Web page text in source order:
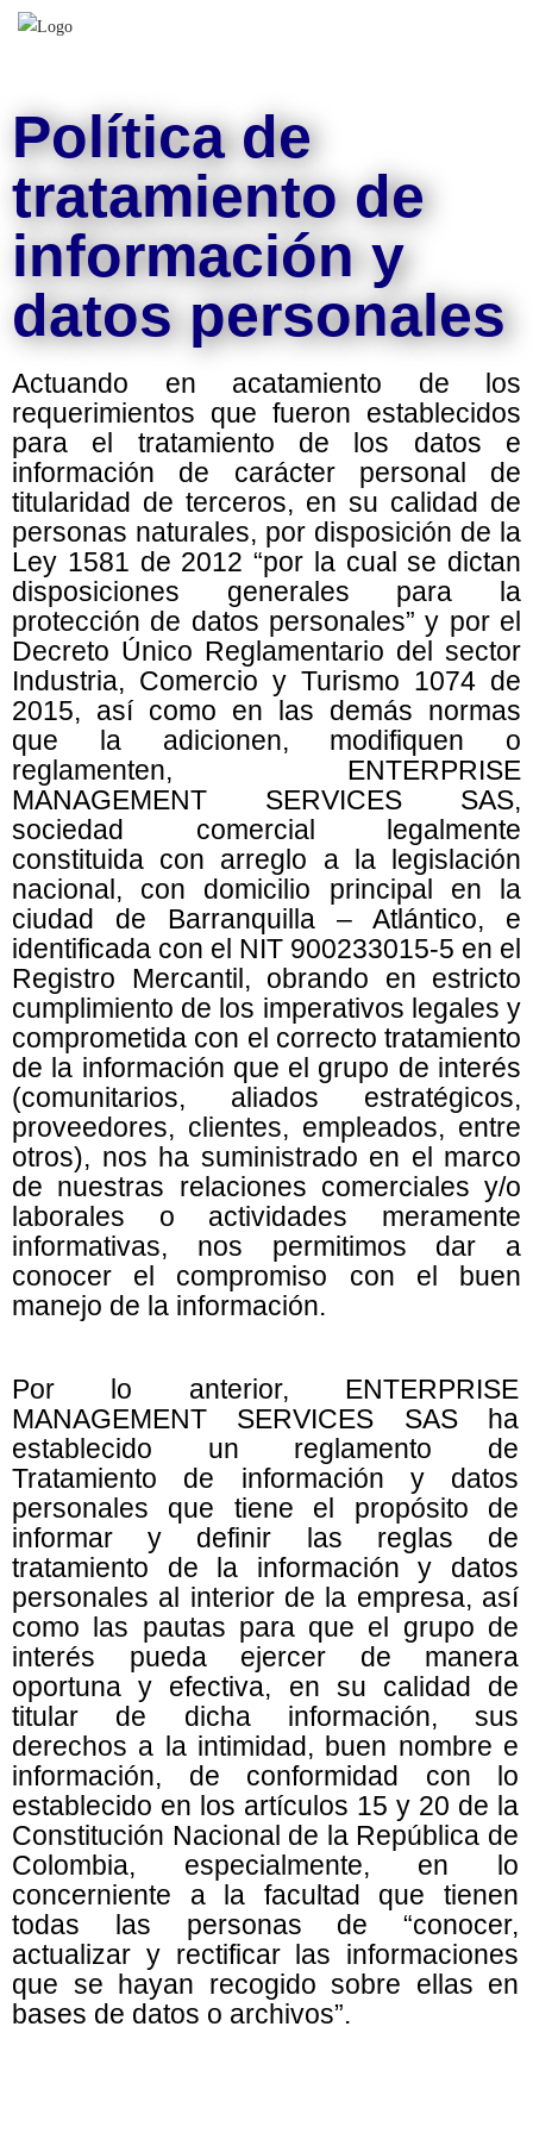
Política de
tratamiento de
información y
datos personales
Actuando en acatamiento de los
requerimientos que fueron establecidos
para el tratamiento de los datos e
información de carácter personal de
titularidad de terceros, en su calidad de
personas naturales, por disposición de la
Ley 1581 de 2012 “por la cual se dictan
disposiciones generales para la
protección de datos personales” y por el
Decreto Único Reglamentario del sector
Industria, Comercio y Turismo 1074 de
2015, así como en las demás normas
que la adicionen, modifiquen o
reglamenten, ENTERPRISE
MANAGEMENT SERVICES SAS,
sociedad comercial legalmente
constituida con arreglo a la legislación
nacional, con domicilio principal en la
ciudad de Barranquilla – Atlántico, e
identificada con el NIT 900233015-5 en el
Registro Mercantil, obrando en estricto
cumplimiento de los imperativos legales y
comprometida con el correcto tratamiento
de la información que el grupo de interés
(comunitarios, aliados estratégicos,
proveedores, clientes, empleados, entre
otros), nos ha suministrado en el marco
de nuestras relaciones comerciales y/o
laborales o actividades meramente
informativas, nos permitimos dar a
conocer el compromiso con el buen
manejo de la información.
Por lo anterior, ENTERPRISE
MANAGEMENT SERVICES SAS ha
establecido un reglamento de
Tratamiento de información y datos
personales que tiene el propósito de
informar y definir las reglas de
tratamiento de la información y datos
personales al interior de la empresa, así
como las pautas para que el grupo de
interés pueda ejercer de manera
oportuna y efectiva, en su calidad de
titular de dicha información, sus
derechos a la intimidad, buen nombre e
información, de conformidad con lo
establecido en los artículos 15 y 20 de la
Constitución Nacional de la República de
Colombia, especialmente, en lo
concerniente a la facultad que tienen
todas las personas de “conocer,
actualizar y rectificar las informaciones
que se hayan recogido sobre ellas en
bases de datos o archivos”.